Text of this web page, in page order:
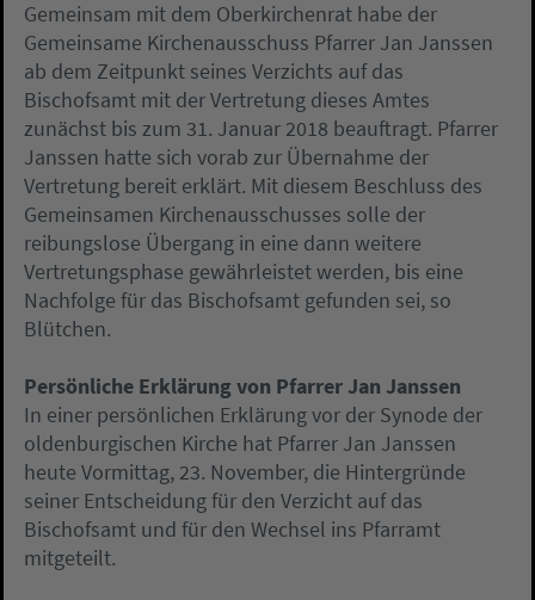
Gemeinsam mit dem Oberkirchenrat habe der
Gemeinsame Kirchenausschuss Pfarrer Jan Janssen
ab dem Zeitpunkt seines Verzichts auf das
Bischofsamt mit der Vertretung dieses Amtes
zunächst bis zum 31. Januar 2018 beauftragt. Pfarrer
Janssen hatte sich vorab zur Übernahme der
Vertretung bereit erklärt. Mit diesem Beschluss des
Gemeinsamen Kirchenausschusses solle der
reibungslose Übergang in eine dann weitere
Vertretungsphase gewährleistet werden, bis eine
Nachfolge für das Bischofsamt gefunden sei, so
Blütchen.
Persönliche Erklärung von Pfarrer Jan Janssen
In einer persönlichen Erklärung vor der Synode der
oldenburgischen Kirche hat Pfarrer Jan Janssen
heute Vormittag, 23. November, die Hintergründe
seiner Entscheidung für den Verzicht auf das
Bischofsamt und für den Wechsel ins Pfarramt
mitgeteilt.